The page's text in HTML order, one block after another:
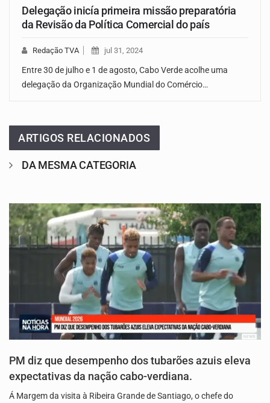
Delegação inicía primeira missão preparatória
da Revisão da Política Comercial do país
Redação TVA jul 31, 2024
Entre 30 de julho e 1 de agosto, Cabo Verde acolhe uma
delegação da Organização Mundial do Comércio…
ARTIGOS RELACIONADOS
DA MESMA CATEGORIA
PM diz que desempenho dos tubarões azuis eleva
expectativas da nação cabo-verdiana.
Á Margem da visita à Ribeira Grande de Santiago, o chefe do